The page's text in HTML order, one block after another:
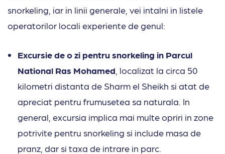
snorkeling, iar in linii generale, vei intalni in listele
operatorilor locali experiente de genul:
Excursie de o zi pentru snorkeling in Parcul
National Ras Mohamed , localizat la circa 50
kilometri distanta de Sharm el Sheikh si atat de
apreciat pentru frumusetea sa naturala. In
general, excursia implica mai multe opriri in zone
potrivite pentru snorkeling si include masa de
pranz, dar si taxa de intrare in parc.